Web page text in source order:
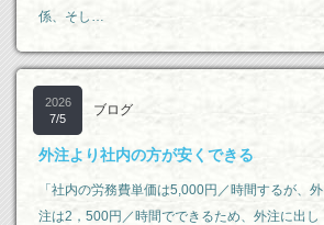
係、そし…
2026
7/5
ブログ
外注より社内の方が安くできる
「社内の労務費単価は5,000円／時間するが、外
注は2，500円／時間でできるため、外注に出し